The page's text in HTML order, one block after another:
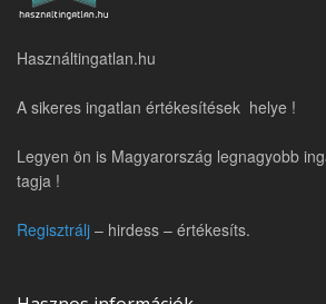
Használtingatlan.hu
A sikeres ingatlan értékesítések helye !
Legyen ön is Magyarország legnagyobb
tagja !
Regisztrálj – hirdess – értékesíts.